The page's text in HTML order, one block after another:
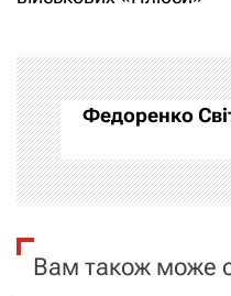
а
ц
і
Федоренко
Вам також може